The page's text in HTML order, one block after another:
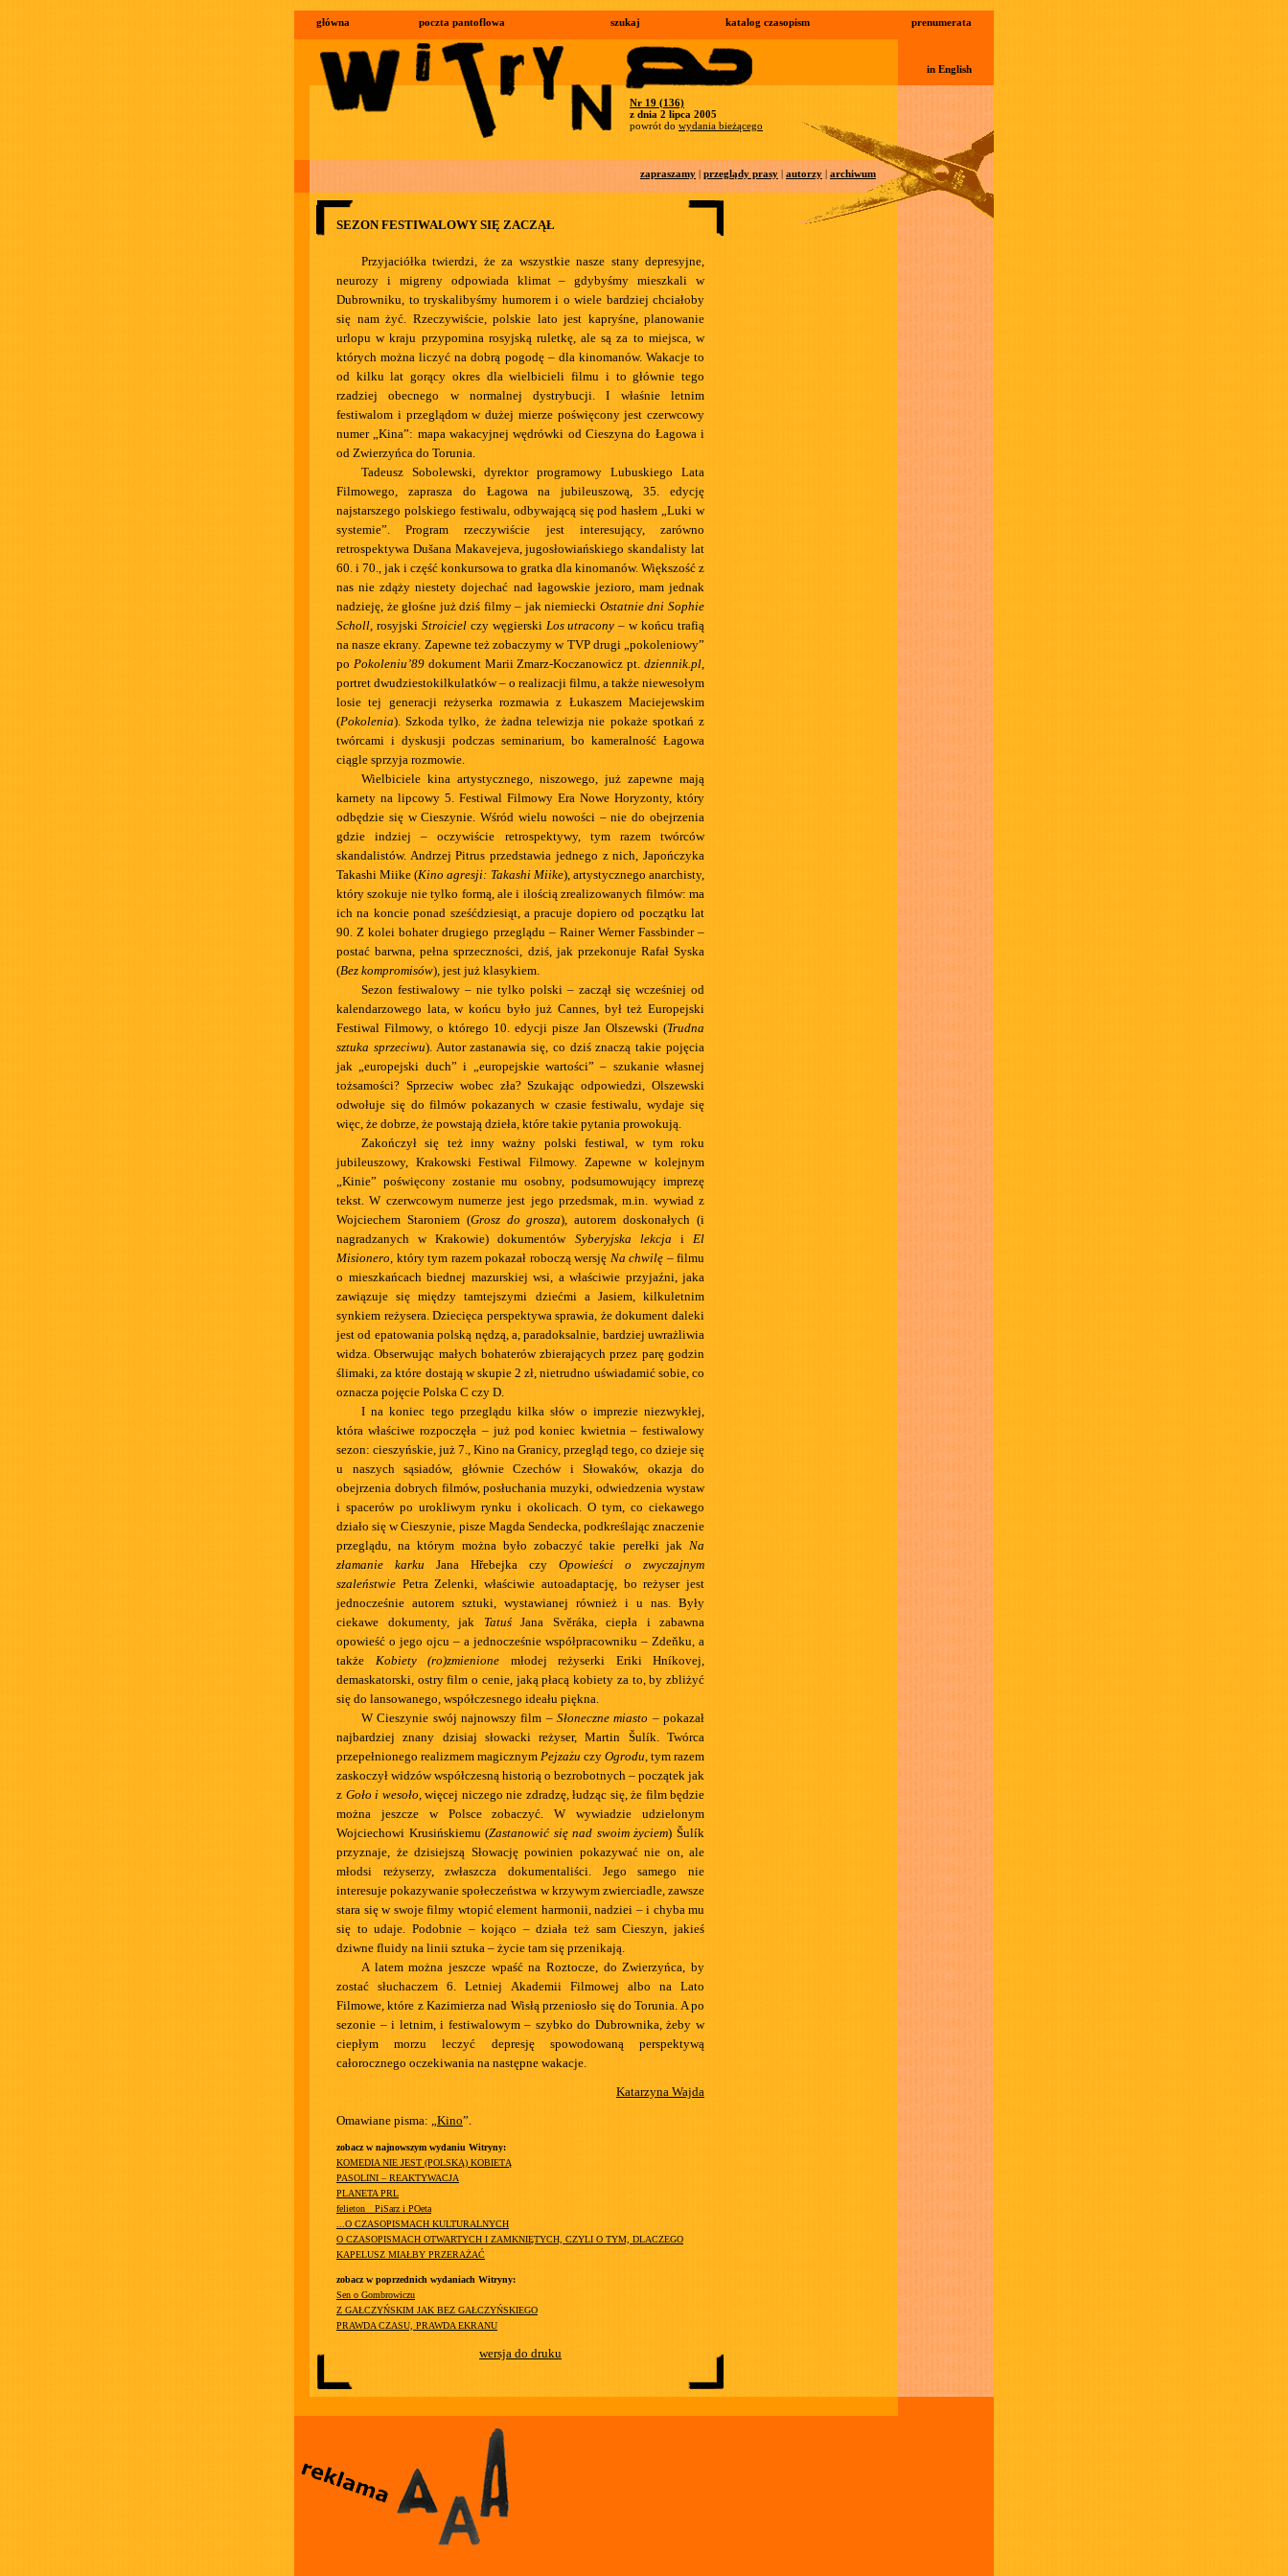
główna poczta pantoflowa szukaj katalog czasopism prenumerata
in English
Nr 19 (136)
z dnia 2 lipca 2005
powrót do wydania bieżącego
zapraszamy | przeglądy prasy | autorzy | archiwum
SEZON FESTIWALOWY SIĘ ZACZĄŁ
Przyjaciółka twierdzi, że za wszystkie nasze stany depresyjne,
neurozy i migreny odpowiada klimat – gdybyśmy mieszkali w
Dubrowniku, to tryskalibyśmy humorem i o wiele bardziej chciałoby
się nam żyć. Rzeczywiście, polskie lato jest kapryśne, planowanie
urlopu w kraju przypomina rosyjską ruletkę, ale są za to miejsca, w
których można liczyć na dobrą pogodę – dla kinomanów. Wakacje to
od kilku lat gorący okres dla wielbicieli filmu i to głównie tego
rzadziej obecnego w normalnej dystrybucji. I właśnie letnim
festiwalom i przeglądom w dużej mierze poświęcony jest czerwcowy
numer „Kina”: mapa wakacyjnej wędrówki od Cieszyna do Łagowa i
od Zwierzyńca do Torunia.
Tadeusz Sobolewski, dyrektor programowy Lubuskiego Lata
Filmowego, zaprasza do Łagowa na jubileuszową, 35. edycję
najstarszego polskiego festiwalu, odbywającą się pod hasłem „Luki w
systemie”. Program rzeczywiście jest interesujący, zarówno
retrospektywa Dušana Makavejeva, jugosłowiańskiego skandalisty lat
60. i 70., jak i część konkursowa to gratka dla kinomanów. Większość z
nas nie zdąży niestety dojechać nad łagowskie jezioro, mam jednak
nadzieję, że głośne już dziś filmy – jak niemiecki Ostatnie dni Sophie
Scholl, rosyjski Stroicielczy węgierski Los utracony – w końcu trafią
na nasze ekrany. Zapewne też zobaczymy w TVP drugi „pokoleniowy”
po Pokoleniu’89dokument Marii Zmarz-Koczanowicz pt.dziennik.pl,
portret dwudziestokilkulatków – o realizacji filmu, a także niewesołym
losie tej generacji reżyserka rozmawia z Łukaszem Maciejewskim
(Pokolenia). Szkoda tylko, że żadna telewizja nie pokaże spotkań z
twórcami i dyskusji podczas seminarium, bo kameralność Łagowa
ciągle sprzyja rozmowie.
Wielbiciele kina artystycznego, niszowego, już zapewne mają
karnety na lipcowy 5. Festiwal Filmowy Era Nowe Horyzonty, który
odbędzie się w Cieszynie. Wśród wielu nowości – nie do obejrzenia
gdzie indziej – oczywiście retrospektywy, tym razem twórców
skandalistów. Andrzej Pitrus przedstawia jednego z nich, Japończyka
Takashi Miike (Kino agresji: Takashi Miike), artystycznego anarchisty,
który szokuje nie tylko formą, ale i ilością zrealizowanych filmów: ma
ich na koncie ponad sześćdziesiąt, a pracuje dopiero od początku lat
90. Z kolei bohater drugiego przeglądu – Rainer Werner Fassbinder –
postać barwna, pełna sprzeczności, dziś, jak przekonuje Rafał Syska
(Bez kompromisów), jest już klasykiem.
Sezon festiwalowy – nie tylko polski – zaczął się wcześniej od
kalendarzowego lata, w końcu było już Cannes, był też Europejski
Festiwal Filmowy, o którego 10. edycji pisze Jan Olszewski (Trudna
sztuka sprzeciwu). Autor zastanawia się, co dziś znaczą takie pojęcia
jak „europejski duch” i „europejskie wartości” – szukanie własnej
tożsamości? Sprzeciw wobec zła? Szukając odpowiedzi, Olszewski
odwołuje się do filmów pokazanych w czasie festiwalu, wydaje się
więc, że dobrze, że powstają dzieła, które takie pytania prowokują.
Zakończył się też inny ważny polski festiwal, w tym roku
jubileuszowy, Krakowski Festiwal Filmowy. Zapewne w kolejnym
„Kinie” poświęcony zostanie mu osobny, podsumowujący imprezę
tekst. W czerwcowym numerze jest jego przedsmak, m.in. wywiad z
Wojciechem Staroniem (Grosz do grosza), autorem doskonałych (i
nagradzanych w Krakowie) dokumentów Syberyjska lekcja iEl
Misionero, który tym razem pokazał roboczą wersję Na chwilę – filmu
o mieszkańcach biednej mazurskiej wsi, a właściwie przyjaźni, jaka
zawiązuje się między tamtejszymi dziećmi a Jasiem, kilkuletnim
synkiem reżysera. Dziecięca perspektywa sprawia, że dokument daleki
jest od epatowania polską nędzą, a, paradoksalnie, bardziej uwrażliwia
widza. Obserwując małych bohaterów zbierających przez parę godzin
ślimaki, za które dostają w skupie 2 zł, nietrudno uświadamić sobie, co
oznacza pojęcie Polska C czy D.
I na koniec tego przeglądu kilka słów o imprezie niezwykłej,
która właściwe rozpoczęła – już pod koniec kwietnia – festiwalowy
sezon: cieszyńskie, już 7., Kino na Granicy, przegląd tego, co dzieje się
u naszych sąsiadów, głównie Czechów i Słowaków, okazja do
obejrzenia dobrych filmów, posłuchania muzyki, odwiedzenia wystaw
i spacerów po urokliwym rynku i okolicach. O tym, co ciekawego
działo się w Cieszynie, pisze Magda Sendecka, podkreślając znaczenie
przeglądu, na którym można było zobaczyć takie perełki jak Na
złamanie karku Jana Hřebejka czy Opowieści o zwyczajnym
szaleństwie Petra Zelenki, właściwie autoadaptację, bo reżyser jest
jednocześnie autorem sztuki, wystawianej również i u nas. Były
ciekawe dokumenty, jak TatuśJana Svĕráka, ciepła i zabawna
opowieść o jego ojcu – a jednocześnie współpracowniku – Zdeňku, a
także Kobiety (ro)zmienione młodej reżyserki Eriki Hníkovej,
demaskatorski, ostry film o cenie, jaką płacą kobiety za to, by zbliżyć
się do lansowanego, współczesnego ideału piękna.
W Cieszynie swój najnowszy film – Słoneczne miasto – pokazał
najbardziej znany dzisiaj słowacki reżyser, Martin Šulík. Twórca
przepełnionego realizmem magicznym Pejzażu czy Ogrodu, tym razem
zaskoczył widzów współczesną historią o bezrobotnych – początek jak
z Goło i wesoło, więcej niczego nie zdradzę, łudząc się, że film będzie
można jeszcze w Polsce zobaczyć. W wywiadzie udzielonym
Wojciechowi Krusińskiemu (Zastanowić się nad swoim życiem) Šulík
przyznaje, że dzisiejszą Słowację powinien pokazywać nie on, ale
młodsi reżyserzy, zwłaszcza dokumentaliści. Jego samego nie
interesuje pokazywanie społeczeństwa w krzywym zwierciadle, zawsze
stara się w swoje filmy wtopić element harmonii, nadziei – i chyba mu
się to udaje. Podobnie – kojąco – działa też sam Cieszyn, jakieś
dziwne fluidy na linii sztuka – życie tam się przenikają.
A latem można jeszcze wpaść na Roztocze, do Zwierzyńca, by
zostać słuchaczem 6. Letniej Akademii Filmowej albo na Lato
Filmowe, które z Kazimierza nad Wisłą przeniosło się do Torunia. A po
sezonie – i letnim, i festiwalowym – szybko do Dubrownika, żeby w
ciepłym morzu leczyć depresję spowodowaną perspektywą
całorocznego oczekiwania na następne wakacje.
Katarzyna Wajda
Omawiane pisma: „Kino”.
zobacz w najnowszym wydaniu Witryny:
KOMEDIA NIE JEST (POLSKĄ) KOBIETĄ
PASOLINI – REAKTYWACJA
PLANETA PRL
felieton__PiSarz i POeta
...O CZASOPISMACH KULTURALNYCH
O CZASOPISMACH OTWARTYCH I ZAMKNIĘTYCH, CZYLI O TYM, DLACZEGO
KAPELUSZ MIAŁBY PRZERAŻAĆ
zobacz w poprzednich wydaniach Witryny:
Sen o Gombrowiczu
Z GAŁCZYŃSKIM JAK BEZ GAŁCZYŃSKIEGO
PRAWDA CZASU, PRAWDA EKRANU
wersja do druku